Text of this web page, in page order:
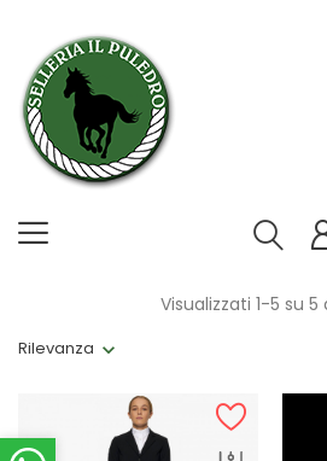
Rilevanza
Visualizzati 1-5 su 5